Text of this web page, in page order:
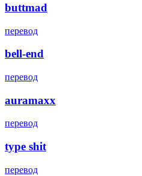
buttmad
перевод
bell-end
перевод
auramaxx
перевод
type shit
перевод